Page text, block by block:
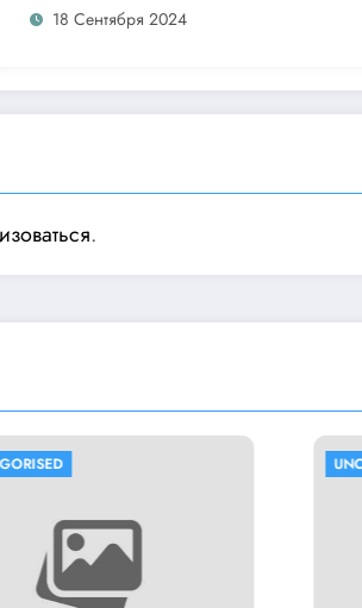
18 Сентября 2024
.